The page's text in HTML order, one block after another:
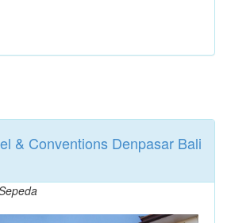
& Conventions Denpasar Bali